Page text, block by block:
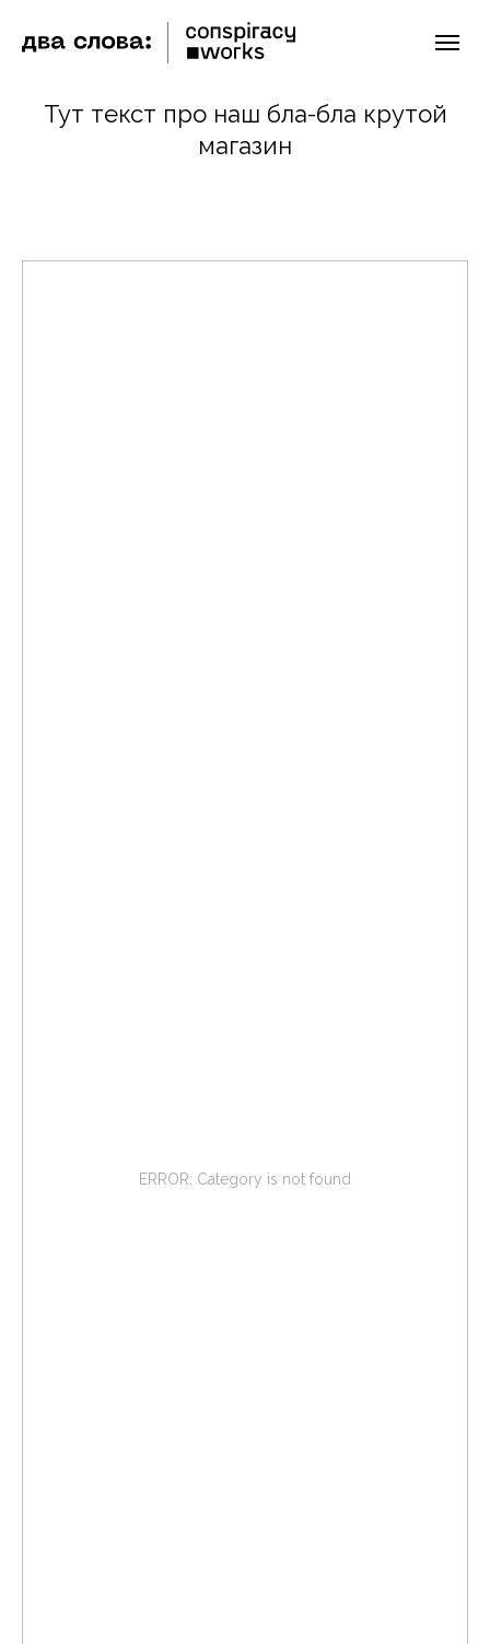
Тут текст про наш бла-бла крутой
магазин
ERROR: Category is not found